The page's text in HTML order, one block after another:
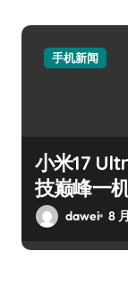
手机新闻
小米17
技巅峰一
dawei 8